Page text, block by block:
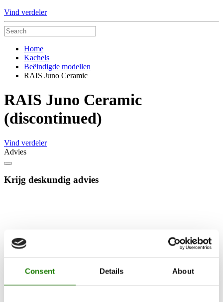
Consent Details About
Vind verdeler
Home
Kachels
Beëindigde modellen
RAIS Juno Ceramic
RAIS Juno Ceramic
(discontinued)
Vind verdeler
Advies
Krijg deskundig advies